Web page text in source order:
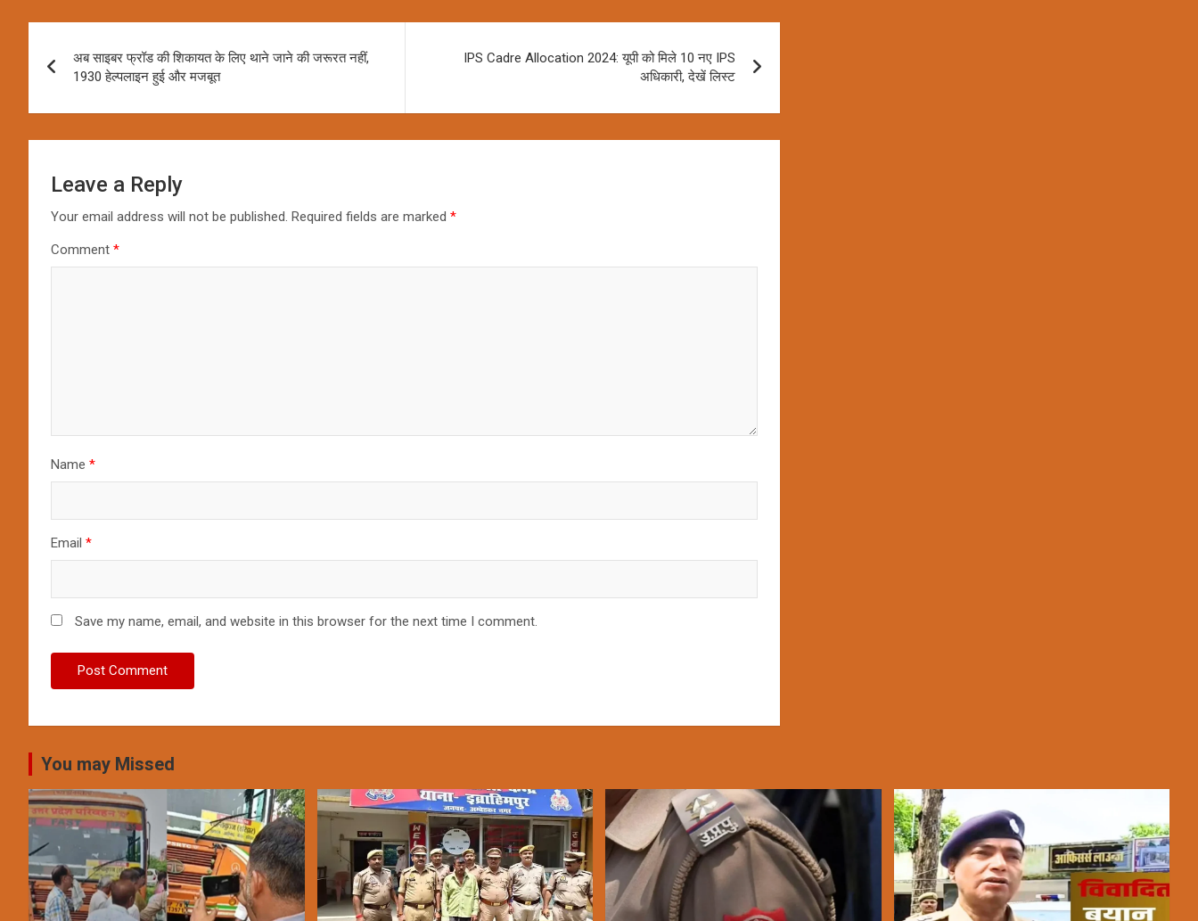
navigation
अब साइबर फ्रॉड की शिकायत के लिए थाने जाने की जरूरत नहीं,
1930 हेल्पलाइन हुई और मजबूत
IPS Cadre Allocation 2024: यूपी को मिले 10 नए IPS
अधिकारी, देखें लिस्ट
Leave a Reply
Your email address will not be published. Required fields are marked *
Comment *
Name *
Email *
Save my name, email, and website in this browser for the next time I comment.
You may Missed